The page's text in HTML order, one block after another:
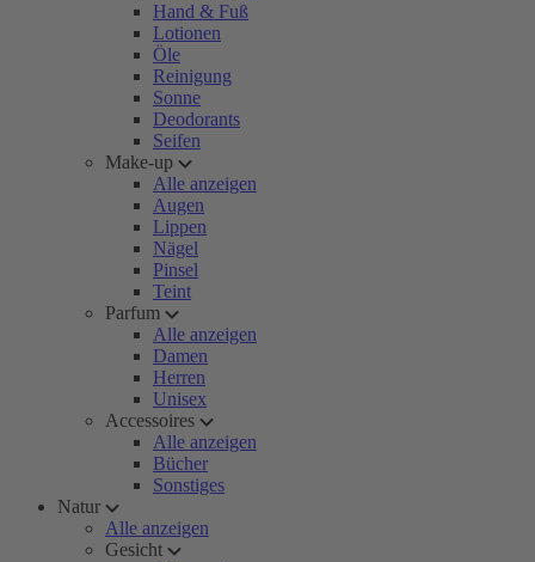
Hand & Fuß
Lotionen
Öle
Reinigung
Sonne
Deodorants
Seifen
Make-up
Alle anzeigen
Augen
Lippen
Nägel
Pinsel
Teint
Parfum
Alle anzeigen
Damen
Herren
Unisex
Accessoires
Alle anzeigen
Bücher
Sonstiges
Natur
Alle anzeigen
Gesicht